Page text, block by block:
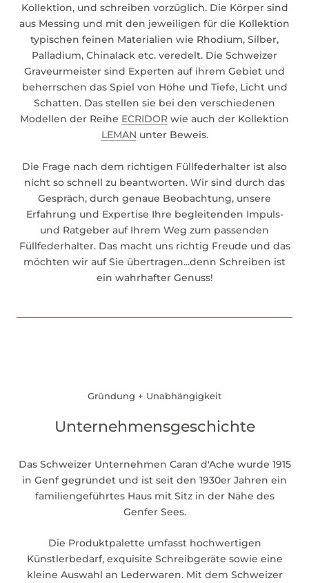
Kollektion, und schreiben vorzüglich. Die Körper sind
aus Messing und mit den jeweiligen für die Kollektion
typischen feinen Materialien wie Rhodium, Silber,
Palladium, Chinalack etc. veredelt. Die Schweizer
Graveurmeister sind Experten auf ihrem Gebiet und
beherrschen das Spiel von Höhe und Tiefe, Licht und
Schatten. Das stellen sie bei den verschiedenen
Modellen der Reihe ECRIDOR wie auch der Kollektion
LEMAN unter Beweis.
Die Frage nach dem richtigen Füllfederhalter ist also
nicht so schnell zu beantworten. Wir sind durch das
Gespräch, durch genaue Beobachtung, unsere
Erfahrung und Expertise Ihre begleitenden Impuls-
und Ratgeber auf Ihrem Weg zum passenden
Füllfederhalter. Das macht uns richtig Freude und das
möchten wir auf Sie übertragen...denn Schreiben ist
ein wahrhafter Genuss!
Gründung + Unabhängigkeit
Unternehmensgeschichte
Das Schweizer Unternehmen Caran d'Ache wurde 1915
in Genf gegründet und ist seit den 1930er Jahren ein
familiengeführtes Haus mit Sitz in der Nähe des
Genfer Sees.
Die Produktpalette umfasst hochwertigen
Künstlerbedarf, exquisite Schreibgeräte sowie eine
kleine Auswahl an Lederwaren. Mit dem Schweizer